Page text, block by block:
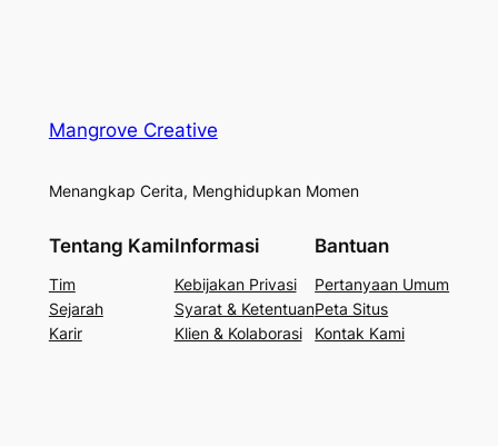
Mangrove Creative
Menangkap Cerita, Menghidupkan Momen
Tentang Kami
Tim
Sejarah
Karir
Informasi
Kebijakan Privasi
Syarat & Ketentuan
Klien & Kolaborasi
Bantuan
Pertanyaan Umum
Peta Situs
Kontak Kami